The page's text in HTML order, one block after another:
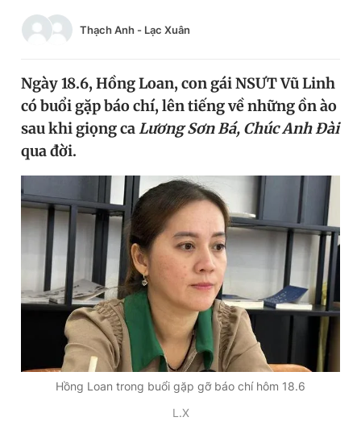
Chào ngày mới Tin 24h
Video Magazine
Sản phẩm khác
Tiện ích Bạn cần biết
Thông tin tòa soạn Liên hệ quảng cáo
Đọc Thanh Niên trên điện thoại
Đăng xuất
Thạch Anh - Lạc Xuân
Ngày 18.6, Hồng Loan, con gái NSƯT Vũ Linh
có buổi gặp báo chí, lên tiếng về những ồn ào
sau khi giọng caLương Sơn Bá, Chúc Anh Đài
qua đời.
Hồng Loan trong buổi gặp gỡ báo chí hôm 18.6
L.X